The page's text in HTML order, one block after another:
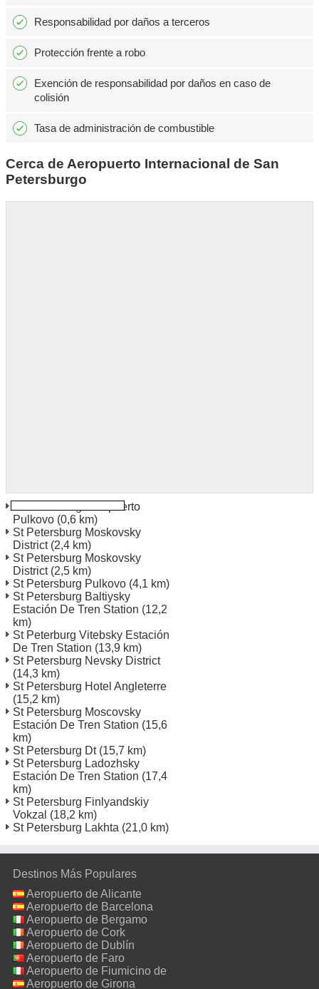
Responsabilidad por daños a terceros
Protección frente a robo
Exención de responsabilidad por daños en caso de
colisión
Tasa de administración de combustible
Cerca de Aeropuerto Internacional de San
Petersburgo
St Petersburg Aeropuerto
Pulkovo (0,6 km)
St Petersburg Moskovsky
District(2,4 km)
St Petersburg Moskovsky
District(2,5 km)
St Petersburg Pulkovo (4,1 km)
St Petersburg Baltiysky
Estación De Tren Station (12,2
km)
St Peterburg Vitebsky Estación
De Tren Station (13,9 km)
St Petersburg Nevsky District
(14,3 km)
St Petersburg Hotel Angleterre
(15,2 km)
St Petersburg Moscovsky
Estación De Tren Station (15,6
km)
St Petersburg Dt(15,7 km)
St Petersburg Ladozhsky
Estación De Tren Station (17,4
km)
St Petersburg Finlyandskiy
Vokzal (18,2 km)
St Petersburg Lakhta (21,0 km)
Destinos Más Populares
Aeropuerto de Alicante
Aeropuerto de Barcelona
Aeropuerto de Bergamo
Aeropuerto de Cork
Aeropuerto de Dublín
Aeropuerto de Faro
Aeropuerto de Fiumicino de
Roma
Aeropuerto de Girona